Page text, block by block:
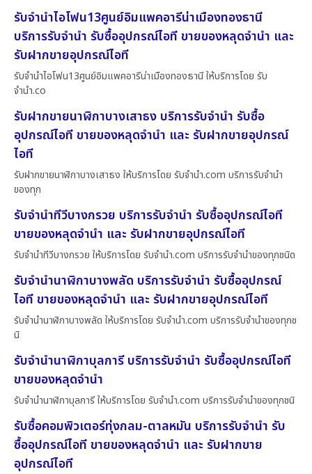
รับจำนำไอโฟน13ศูนย์อิมแพคอารีน่าเมืองทองธานี
บริการรับจำนำ รับซื้ออุปกรณ์ไอที ขายของหลุดจำนำ และ
รับฝากขายอุปกรณ์ไอที
รับจำนำไอโฟน13ศูนย์อิมแพคอารีน่าเมืองทองธานี ให้บริการโดย รับ
จํานํา.co
รับฝากขายนาฬิกาบางเสาธง บริการรับจำนำ รับซื้อ
อุปกรณ์ไอที ขายของหลุดจำนำ และ รับฝากขายอุปกรณ์
ไอที
รับฝากขายนาฬิกาบางเสาธง ให้บริการโดย รับจํานํา.com บริการรับจำนำ
ของทุก
รับจำนำทีวีบางกรวย บริการรับจำนำ รับซื้ออุปกรณ์ไอที
ขายของหลุดจำนำ และ รับฝากขายอุปกรณ์ไอที
รับจำนำทีวีบางกรวย ให้บริการโดย รับจํานํา.com บริการรับจำนำของทุกชนิด
รับจำนำนาฬิกาบางพลัด บริการรับจำนำ รับซื้ออุปกรณ์
ไอที ขายของหลุดจำนำ และ รับฝากขายอุปกรณ์ไอที
รับจำนำนาฬิกาบางพลัด ให้บริการโดย รับจํานํา.com บริการรับจำนำของทุกช
นิ
รับจำนำนาฬิกาบุลการี บริการรับจำนำ รับซื้ออุปกรณ์ไอที
ขายของหลุดจำนำ
รับจำนำนาฬิกาบุลการี ให้บริการโดย รับจํานํา.com บริการรับจำนำของทุกชนิ
รับซื้อคอมพิวเตอร์ทุ่งกลม-ตาลหมัน บริการรับจำนำ รับ
ซื้ออุปกรณ์ไอที ขายของหลุดจำนำ และ รับฝากขาย
อุปกรณ์ไอที